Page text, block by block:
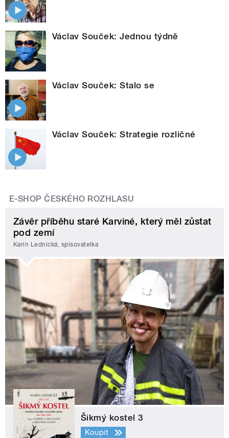
Václav Souček: Jednou týdně
Václav Souček: Stalo se
Václav Souček: Strategie rozličné
E-SHOP ČESKÉHO ROZHLASU
Závěr příběhu staré Karviné, který měl zůstat
pod zemí
Karin Lednická, spisovatelka
Šikmý kostel 3
Koupit